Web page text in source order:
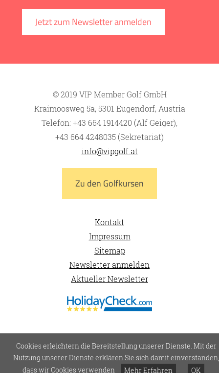
Jetzt zum Newsletter anmelden
© 2019 VIP Member Golf GmbH
Kraimoosweg 5a, 5301 Eugendorf, Austria
Telefon: +43 664 1914420 (Alf Geiger),
+43 664 4248035 (Sekretariat)
info@vipgolf.at
Zu den Golfkursen
Kontakt
Impressum
Sitemap
Newsletter anmelden
Aktueller Newsletter
Cookies erleichtern die Bereitstellung unserer Dienste. Mit der
Nutzung unserer Dienste erklären Sie sich damit einverstanden,
dass wir Cookies verwenden
Mehr Erfahren OK